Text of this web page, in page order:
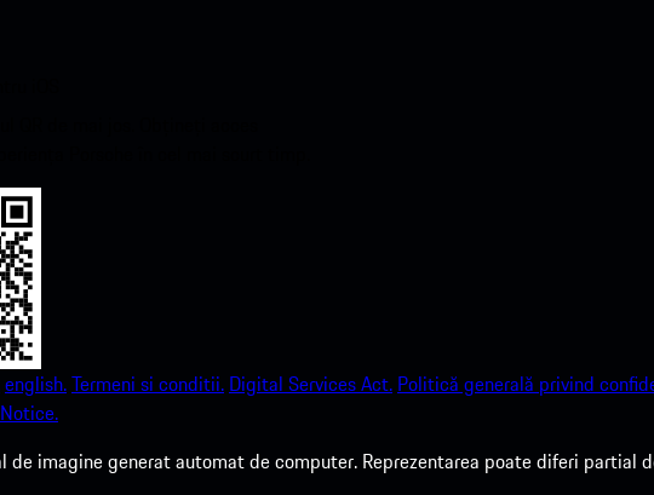
english.Termeni si conditii. Digital Services Act. Politică generală privind
imagine generat automat de computer. Reprezentarea poate diferi partial